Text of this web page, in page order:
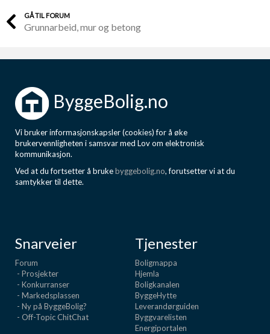
GÅ TIL FORUM
Grunnarbeid, mur og betong
ByggeBolig.no
Vi bruker informasjonskapsler (cookies) for å øke
brukervennligheten i samsvar med Lov om elektronisk
kommunikasjon.
Ved at du fortsetter å brukebyggebolig.no, forutsetter vi at du
samtykker til dette.
Snarveier
Forum
- Prosjekter
- Konkurranser
- Markedsplassen
- Ny på ByggeBolig?
- Off-Topic ChitChat
Tjenester
Boligmappa
Hjemla
Boligkanalen
ByggeHytte
Leverandørguiden
Byggvarelisten
Energiportalen